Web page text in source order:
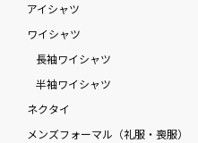
アイシャツ
ワイシャツ
長袖ワイシャツ
半袖ワイシャツ
ネクタイ
メンズフォーマル（礼服・喪服）